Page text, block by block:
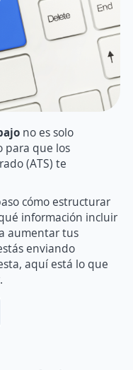
no es solo
para que los
(ATS) te
cómo estructurar
información incluir
aumentar tus
enviando
aquí está lo que